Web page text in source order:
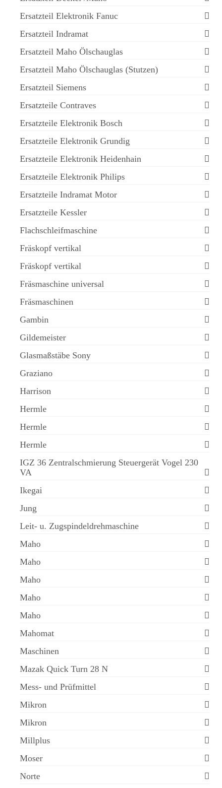
Ersatzteil Elektronik Fanuc
Ersatzteil Indramat
Ersatzteil Maho Ölschauglas
Ersatzteil Maho Ölschauglas (Stutzen)
Ersatzteil Siemens
Ersatzteile Contraves
Ersatzteile Elektronik Bosch
Ersatzteile Elektronik Grundig
Ersatzteile Elektronik Heidenhain
Ersatzteile Elektronik Philips
Ersatzteile Indramat Motor
Ersatzteile Kessler
Flachschleifmaschine
Fräskopf vertikal
Fräskopf vertikal
Fräsmaschine universal
Fräsmaschinen
Gambin
Gildemeister
Glasmaßstäbe Sony
Graziano
Harrison
Hermle
Hermle
Hermle
IGZ 36 Zentralschmierung Steuergerät Vogel 230
VA
Ikegai
Jung
Leit- u. Zugspindeldrehmaschine
Maho
Maho
Maho
Maho
Maho
Mahomat
Maschinen
Mazak Quick Turn 28 N
Mess- und Prüfmittel
Mikron
Mikron
Millplus
Moser
Norte